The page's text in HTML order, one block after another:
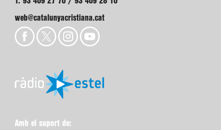
web@catalunyacristiana.cat
Amb el suport de: